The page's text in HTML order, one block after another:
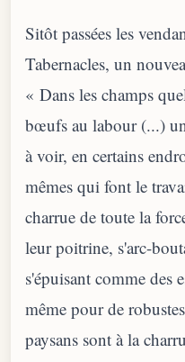
Sitôt passées les
Tabernacles, un
« Dans les champs
bœufs au labour (...)
à voir, en certains
mêmes qui font le
charrue de toute la
leur poitrine, s'arc-
s'épuisant comme des
même pour de
paysans sont à la